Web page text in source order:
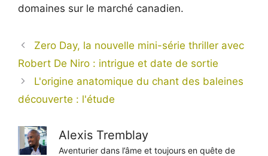
domaines sur le marché canadien.
Zero Day, la nouvelle mini-série thriller avec
Robert De Niro : intrigue et date de sortie
L'origine anatomique du chant des baleines
découverte : l'étude
Alexis Tremblay
Aventurier dans l’âme et toujours en quête de